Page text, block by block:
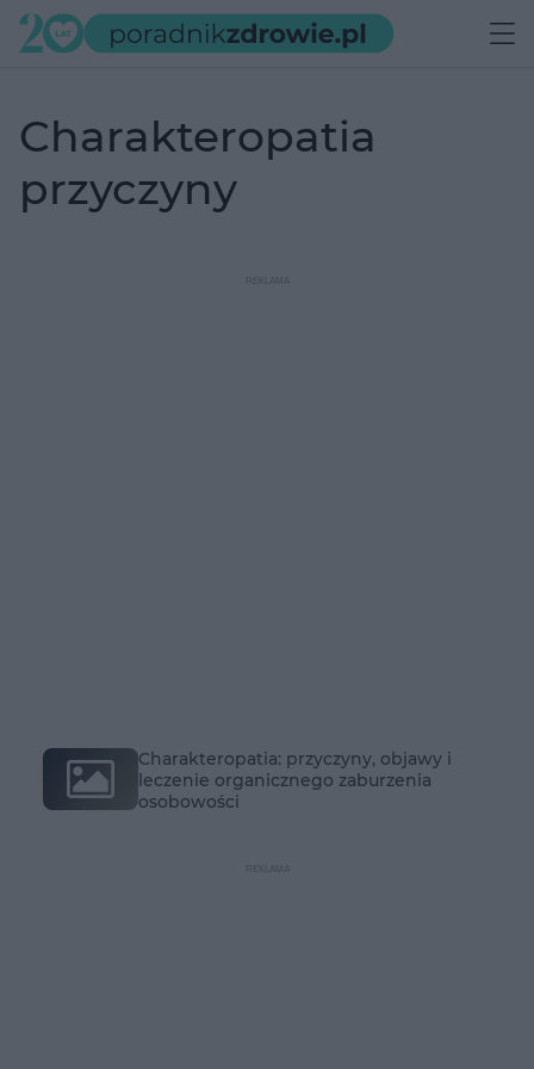
charakteropatia
przyczyny
Charakteropatia: przyczyny, objawy i
leczenie organicznego zaburzenia
osobowości